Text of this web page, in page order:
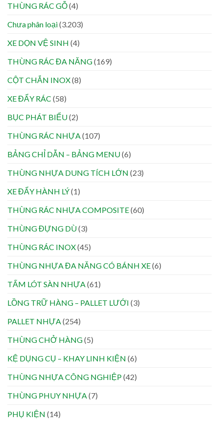
THÙNG RÁC GỖ(4)
Chưa phân loại(3.203)
XE DỌN VỆ SINH (4)
THÙNG RÁC ĐA NĂNG(169)
CỘT CHẮN INOX(8)
XE ĐẨY RÁC (58)
BỤC PHÁT BIỂU(2)
THÙNG RÁC NHỰA(107)
BẢNG CHỈ DẪN – BẢNG MENU(6)
THÙNG NHỰA DUNG TÍCH LỚN (23)
XE ĐẨY HÀNH LÝ(1)
THÙNG RÁC NHỰA COMPOSITE(60)
THÙNG ĐỰNG DÙ(3)
THÙNG RÁC INOX(45)
THÙNG NHỰA ĐA NĂNG CÓ BÁNH XE(6)
TẤM LÓT SÀN NHỰA(61)
LỒNG TRỮ HÀNG – PALLET LƯỚI (3)
PALLET NHỰA(254)
THÙNG CHỞ HÀNG(5)
KỆ DỤNG CỤ – KHAY LINH KIỆN (6)
THÙNG NHỰA CÔNG NGHIỆP(42)
THÙNG PHUY NHỰA(7)
PHỤ KIỆN (14)